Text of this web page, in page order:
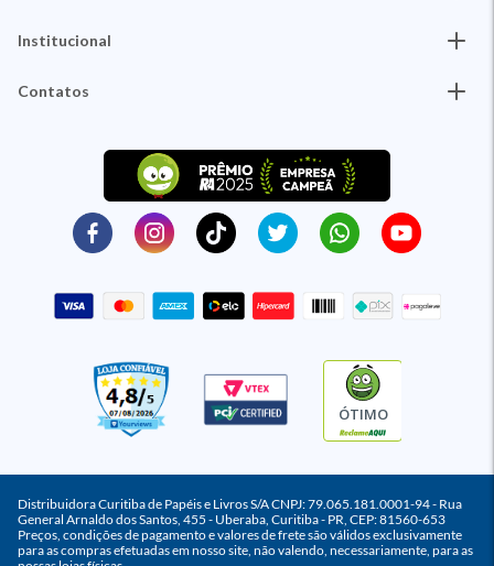
Institucional
Contatos
ÓTIMO
Distribuidora Curitiba de Papéis e Livros S/A CNPJ: 79.065.181.0001-94 - Rua
General Arnaldo dos Santos, 455 - Uberaba, Curitiba - PR, CEP: 81560-653
Preços, condições de pagamento e valores de frete são válidos exclusivamente
para as compras efetuadas em nosso site, não valendo, necessariamente, para as